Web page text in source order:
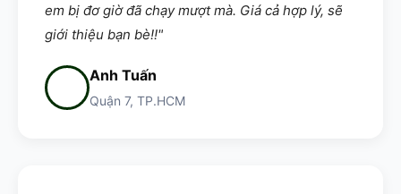
em bị đơ giờ đã chạy mượt mà. Giá cả hợp lý, sẽ
giới thiệu bạn bè!!"
Anh Tuấn
Quận 7, TP.HCM